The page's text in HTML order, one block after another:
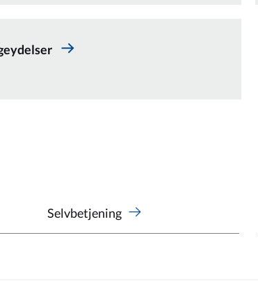
Selvbetjening